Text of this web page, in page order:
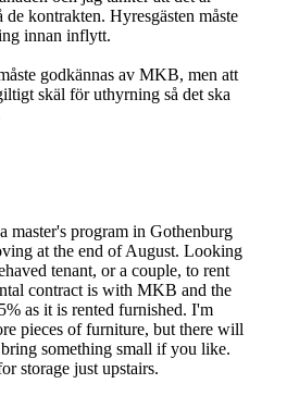
de kontrakten. Hyresgästen måste
innan inflytt.
godkännas av MKB, men att
skäl för uthyrning så det ska
master's program in Gothenburg
at the end of August. Looking
tenant, or a couple, to rent
contract is with MKB and the
as it is rented furnished. I'm
pieces of furniture, but there will
something small if you like.
storage just upstairs.